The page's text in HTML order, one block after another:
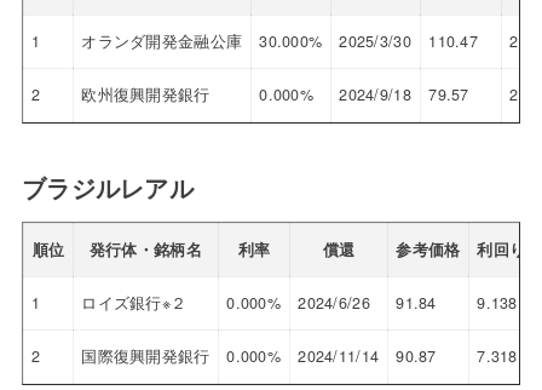
1 オランダ開発金融公庫 30.000% 2025/3/30 110.47
2 欧州復興開発銀行 0.000% 2024/9/18 79.57
ブラジルレアル
順位 発行体・銘柄名 利率 償還 参考価格 利回り
1 ロイズ銀行※２ 0.000% 2024/6/26 91.84 9.138
2 国際復興開発銀行 0.000% 2024/11/14 90.87 7.318